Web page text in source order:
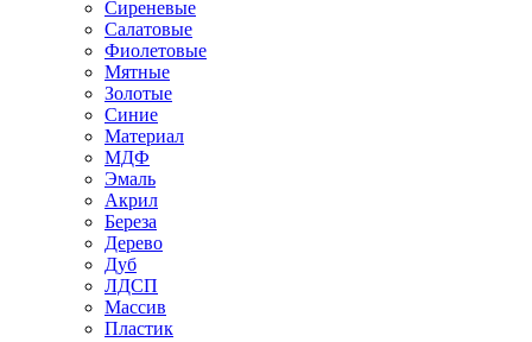
Сиреневые
Салатовые
Фиолетовые
Мятные
Золотые
Синие
Материал
МДФ
Эмаль
Акрил
Береза
Дерево
Дуб
ЛДСП
Массив
Пластик